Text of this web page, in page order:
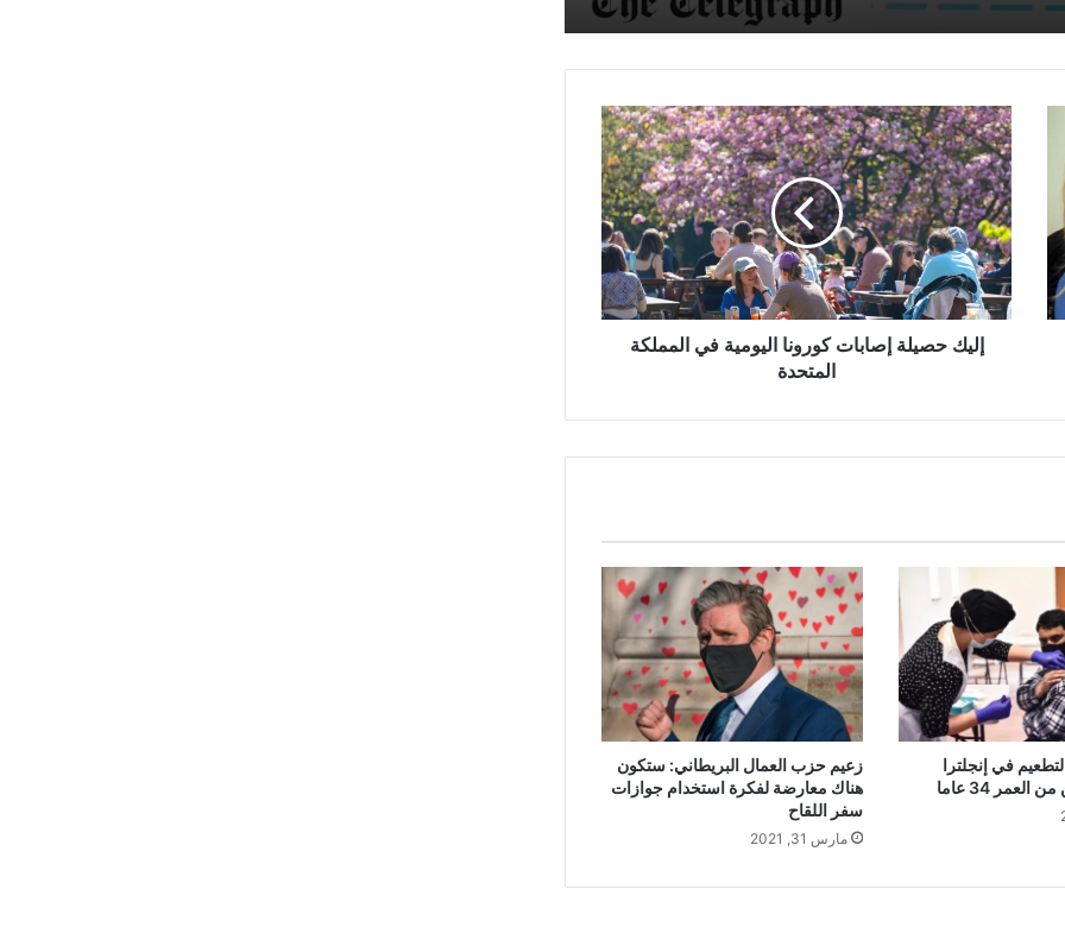
إليك
حصيلة
إصابات
كورونا
اليومية
في
المملكة
المتحدة
إليك حصيلة إصابات كورونا اليومية في المملكة
المتحدة
في إنجلترا
34 عاما
زعيم حزب العمال البريطاني: ستكون
هناك معارضة لفكرة استخدام جوازات
سفر اللقاح
مارس 31, 2021